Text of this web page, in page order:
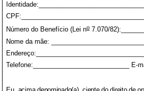
Número do Benefício (Lei no7.070/
Nome da mãe:
Telefone:___________________________ E-